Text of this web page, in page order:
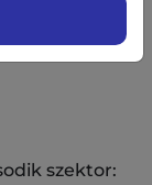
szektor: